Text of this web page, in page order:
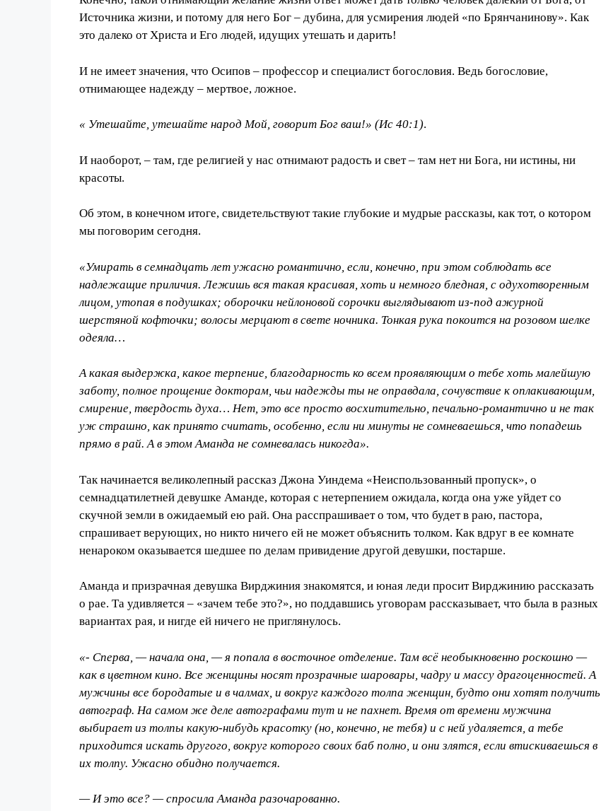
Источника жизни, и потому для него Бог – дубина, для усмирения людей «по Брянчанинову». Как
это далеко от Христа и Его людей, идущих утешать и дарить!
И не имеет значения, что Осипов – профессор и специалист богословия. Ведь богословие,
отнимающее надежду – мертвое, ложное.
« Утешайте, утешайте народ Мой, говорит Бог ваш!» (Ис 40:1).
И наоборот, – там, где религией у нас отнимают радость и свет – там нет ни Бога, ни истины, ни
красоты.
Об этом, в конечном итоге, свидетельствуюттакие глубокие и мудрые рассказы, как тот, о котором
мы поговорим сегодня.
«Умирать в семнадцать лет ужасно романтично, если, конечно, при этом соблюдать все
надлежащие приличия. Лежишь вся такая красивая, хоть и немного бледная, с одухотворенным
лицом, утопая в подушках; оборочки нейлоновой сорочки выглядывают из-под ажурной
шерстяной кофточки; волосы мерцают в свете ночника. Тонкая рука покоится на розовом шелке
одеяла…
А какая выдержка, какое терпение, благодарность ко всем проявляющим о тебе хоть малейшую
заботу, полное прощение докторам, чьи надежды ты не оправдала, сочувствие к оплакивающим,
смирение, твердость духа… Нет, это все просто восхитительно, печально-романтично и не так
уж страшно, как принято считать, особенно, если ни минуты не сомневаешься, что попадешь
прямо в рай. А в этом Аманда не сомневалась никогда».
Так начинается великолепный рассказ Джона Уиндема «Неиспользованный пропуск», о
семнадцатилетней девушке Аманде, которая с нетерпением ожидала, когда она уже уйдет со
скучной земли в ожидаемый ею рай. Она расспрашивает о том, что будет в раю, пастора,
спрашивает верующих, но никто ничего ей не может объяснить толком. Как вдруг в ее комнате
ненароком оказывается шедшее по делам привидение другой девушки, постарше.
Аманда и призрачная девушка Вирджиния знакомятся, и юная леди просит Вирджинию рассказать
о рае. Та удивляется – «зачем тебе это?», но поддавшись уговорам рассказывает, что была в разных
вариантах рая, и нигде ей ничего не приглянулось.
«- Сперва, — начала она, — я попала в восточное отделение. Там всё необыкновенно роскошно —
как в цветном кино. Все женщины носят прозрачные шаровары, чадру и массу драгоценностей. А
мужчины все бородатые и в чалмах, и вокруг каждого толпа женщин, будто они хотят получить
автограф. На самом же деле автографами тут и не пахнет. Время от времени мужчина
выбирает из толпы какую-нибудь красотку (но, конечно, не тебя) и с ней удаляется, а тебе
приходится искать другого, вокруг которого своих баб полно, и они злятся, если втискиваешься в
их толпу. Ужасно обидно получается.
— И это все? — спросила Аманда разочарованно.